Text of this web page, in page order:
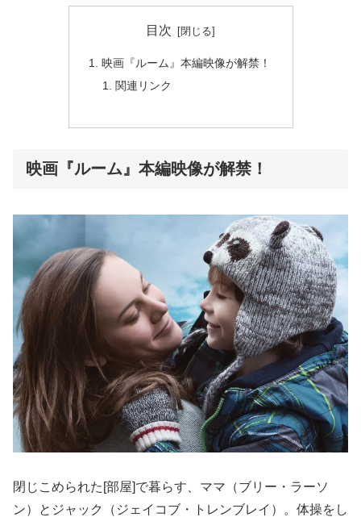
目次
映画『ルーム』本編映像が解禁！
関連リンク
映画『ルーム』本編映像が解禁！
閉じこめられた[部屋]で暮らす、ママ（ブリー・ラーソ
ン）とジャック（ジェイコブ・トレンブレイ）。体操をし